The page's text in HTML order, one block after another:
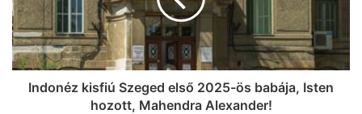
Indonéz kisfiú Szeged első 2025-ös babája, Isten
hozott, Mahendra Alexander!